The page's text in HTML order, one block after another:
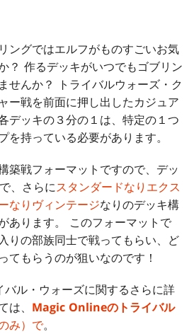
ングではエルフがものすごいお気
？ 作るデッキがいつでもゴブリン
せんか？ トライバルウォーズ・ク
ー戦を前面に押し出したカジュア
デッキの３分の１は、特定の１つ
を持っている必要があります。
築戦フォーマットですので、デッ
、さらにスタンダードなりエクス
なりヴィンテージなりのデッキ構
あります。 このフォーマットで
りの部族同士で戦ってもらい、ど
てもらうのが狙いなのです！
バル・ウォーズに関するさらに詳
は、 Magic Onlineのトライバル
み）で。